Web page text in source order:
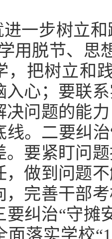
进一步树立
用脱节、思
，把树立和
入心；要联
决问题的能
线。二要纠
。要紧盯问
，做到问题
，完善干部
要纠治“守
面落实学校